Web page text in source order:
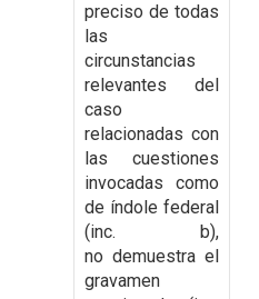
preciso de todas
las
circunstancias
relevantes del
caso
relacionadas con
las cuestiones
invocadas como
de índole federal
(inc. b),
no demuestra el
gravamen